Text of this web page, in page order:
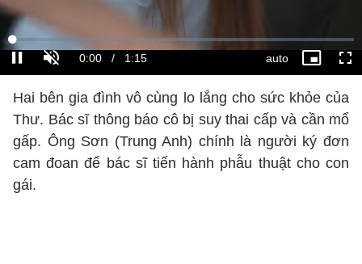
Hai bên gia đình vô cùng lo lắng cho sức khỏe của
Thư. Bác sĩ thông báo cô bị suy thai cấp và cần mổ
gấp. Ông Sơn (Trung Anh) chính là người ký đơn
cam đoan để bác sĩ tiến hành phẫu thuật cho con
gái.